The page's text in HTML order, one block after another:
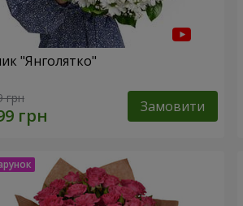
"Янголятко"
грн Замовити